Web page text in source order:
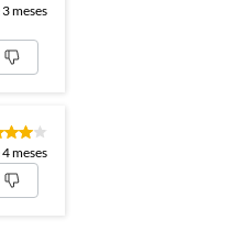
meses
meses